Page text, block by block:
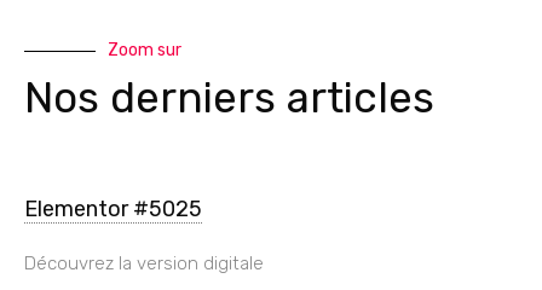
Zoom sur
Nos derniers articles
Elementor #5025
Découvrez la version digitale